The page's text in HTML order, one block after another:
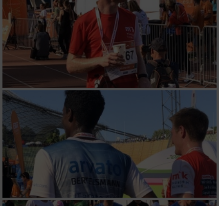
Messung der Werbeleistung
Messung der Performance von Inhalten
Analyse von Zielgruppen durch Statistiken
oder Kombinationen von Daten aus
verschiedenen Quellen
Entwicklung und Verbesserung der Angebote
Verwendung reduzierter Daten zur Auswahl
von Inhalten
IAB-Besonderheiten:
Verwendung genauer Standortdaten